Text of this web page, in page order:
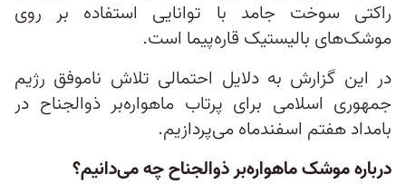
راکتی سوخت جامد با توانایی استفاده بر روی
موشک‌های بالیستیک قاره‌پیما است.
در این گزارش به دلایل احتمالی تلاش ناموفق رژیم
جمهوری اسلامی برای پرتاب ماهواره‌بر ذوالجناح در
بامداد هفتم اسفندماه می‌پردازیم.
درباره موشک ماهواره‌بر ذوالجناح چه می‌دانیم؟